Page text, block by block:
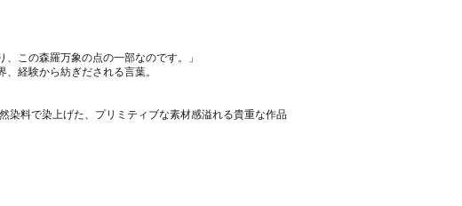
この森羅万象の点の一部なのです。」
経験から紡ぎだされる言葉。
染料で染上げた、プリミティブな素材感溢れる貴重な作品